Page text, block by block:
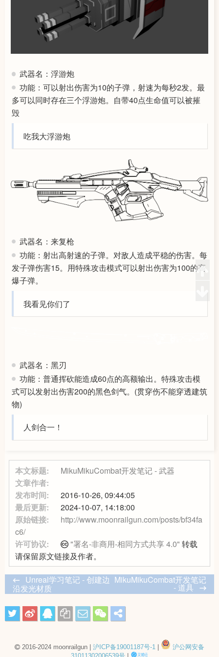
武器名：浮游炮
功能：可以射出伤害为10的子弹，射速为每秒2发。最
多可以同时存在三个浮游炮。自带40点生命值可以被摧
毁
吃我大浮游炮
武器名：来复枪
功能：射出高射速的子弹。对敌人造成平稳的伤害。每
发子弹伤害15。用特殊攻击模式可以射出伤害为100的高
爆子弹。
我看见你们了
武器名：黑刃
功能：普通挥砍能造成60点的高额输出。特殊攻击模
式可以发射出伤害200的黑色剑气。(贯穿伤不能穿透建筑
物)
人剑合一！
本文标题:
MikuMikuCombat开发笔记 - 武器
文章作者:
发布时间:
2016-10-26, 09:44:05
最后更新:
2024-10-07, 14:18:00
原始链接:
http://www.moonrailgun.com/posts/bf34fa
c6/
许可协议:
"署名-非商用-相同方式共享 4.0" 转载
请保留原文链接及作者。
Unreal学习笔记 - 创建边
沿发光材质
MikuMikuCombat开发笔记
- 道具
2016-2024 moonrailgun | 沪ICP备19001187号-1
沪公网安备